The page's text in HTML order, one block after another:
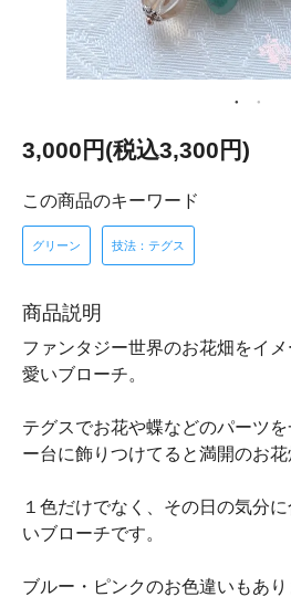
3,000円(税込3,300円)
この商品のキーワード
グリーン 技法：テグス
商品説明
ファンタジー世界のお花畑をイ
愛いブローチ。
テグスでお花や蝶などのパーツ
ー台に飾りつけてると満開のお花
１色だけでなく、その日の気分
いブローチです。
ブルー・ピンクのお色違いもあり